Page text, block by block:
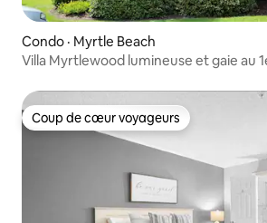
Condo · Myrtle Beach
Villa Myrtlewood lumineuse et gaie au
Coup de cœur voyageurs
Coup de cœur voyageurs